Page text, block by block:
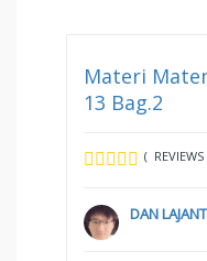
Materi
13 Bag.2
( REVIEWS
DAN